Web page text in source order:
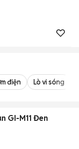
điện Lò vi sóng
GI-M11 Đen